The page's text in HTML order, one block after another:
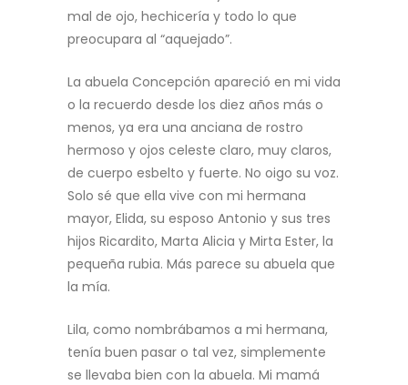
mal de ojo, hechicería y todo lo que
preocupara al “aquejado”.
La abuela Concepción apareció en mi vida
o la recuerdo desde los diez años más o
menos, ya era una anciana de rostro
hermoso y ojos celeste claro, muy claros,
de cuerpo esbelto y fuerte. No oigo su voz.
Solo sé que ella vive con mi hermana
mayor, Elida, su esposo Antonio y sus tres
hijos Ricardito, Marta Alicia y Mirta Ester, la
pequeña rubia. Más parece su abuela que
la mía.
Lila, como nombrábamos a mi hermana,
tenía buen pasar o tal vez, simplemente
se llevaba bien con la abuela. Mi mamá